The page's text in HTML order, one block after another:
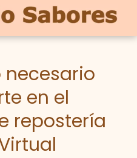
en el
repostería